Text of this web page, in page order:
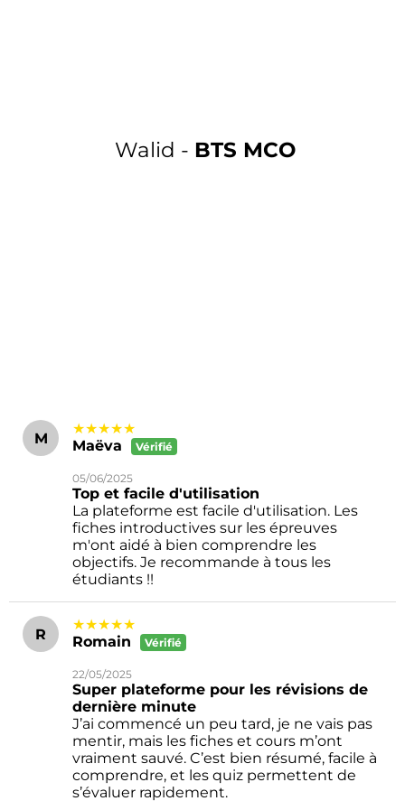
Walid - BTS MCO
M
★★★★★
Maëva
Vérifié
05/06/2025
Top et facile d'utilisation
La plateforme est facile d'utilisation. Les
fiches introductives sur les épreuves
m'ont aidé à bien comprendre les
objectifs. Je recommande à tous les
étudiants !!
R
★★★★★
Romain
Vérifié
22/05/2025
Super plateforme pour les révisions de
dernière minute
J’ai commencé un peu tard, je ne vais pas
mentir, mais les fiches et cours m’ont
vraiment sauvé. C’est bien résumé, facile à
comprendre, et les quiz permettent de
s’évaluer rapidement.